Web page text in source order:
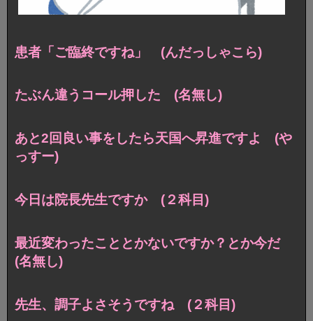
患者「ご臨終ですね」 (んだっしゃこら)
たぶん違うコール押した (名無し)
あと2回良い事をしたら天国へ昇進ですよ (や
っすー)
今日は院長先生ですか (２科目)
最近変わったこととかないですか？とか今だ
(名無し)
先生、調子よさそうですね (２科目)